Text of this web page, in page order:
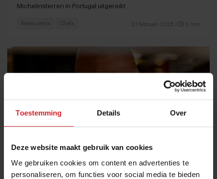
Toestemming Details Over
Deze website maakt gebruik van cookies
We gebruiken cookies om content en advertenties te
personaliseren, om functies voor social media te bieden
Michelinsterren in Portugal uitgereikt
27 februari 2025 3 min
Restaurants Chefs